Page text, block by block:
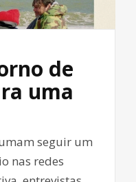
de
uma
seguir um
nas redes